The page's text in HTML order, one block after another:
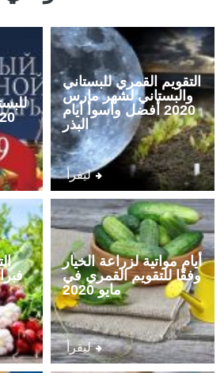
2020
التقويم القمري للبستاني
والبستاني لشهر مارس
2020 أفضل وأسوأ أيام
البذر
ليقرأ
أيام مواتية لزراعة الخيار
وفقًا للتقويم القمري في
مايو 2020
ليقرأ